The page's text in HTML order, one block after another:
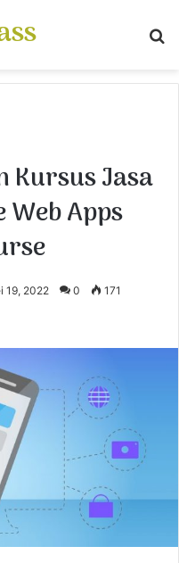
Kursus Jasa
Web Apps
19, 2022 0 171